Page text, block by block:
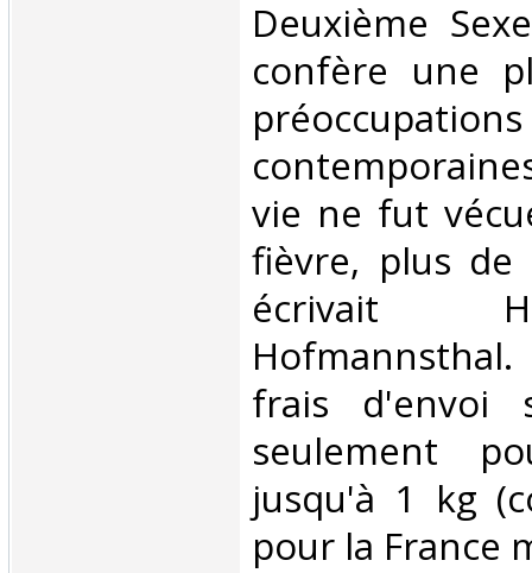
Deuxième
confère une
vie ne fut
fièvre, plus
écrivait
frais
seulement
jusqu'à 1 kg
pour la France